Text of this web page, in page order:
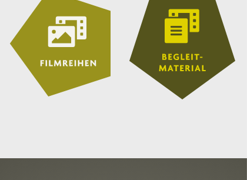
8.–13. Jahrgangsstufe